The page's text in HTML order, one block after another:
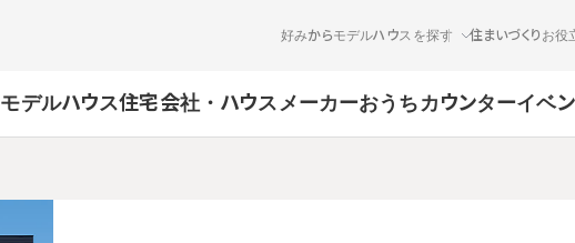
好みからモデルハウスを探す 住まいづくりお役
モデルハウス住宅会社・ハウスメーカーおうちカウンターイベ